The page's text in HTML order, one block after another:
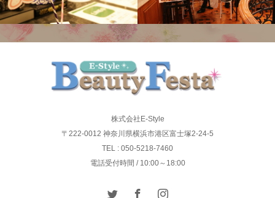
開催記録
株式会社E-Style
〒222-0012 神奈川県横浜市港区富士塚2-24-5
TEL : 050-5218-7460
電話受付時間 / 10:00～18:00